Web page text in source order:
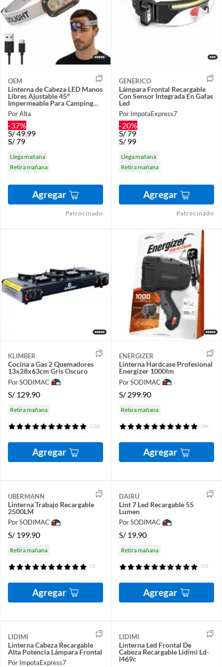
OEM
Linterna de Cabeza LED Manos
Libres Ajustable 45°
Impermeable Para Camping
Trabajo
Por Alta
-37%
S/49.99
S/79
Llega mañana
Retira mañana
Agregar
Patrocinado
GENERICO
Lámpara Frontal Recargable
Con Sensor Integrada En Gafas
Led
Por ImpotaExpress7
-20%
S/79
S/ 99
Llega mañana
Retira mañana
Agregar
Patrocinado
KLIMBER
Cocina a Gas 2 Quemadores
13x28x63cm Gris Oscuro
Por SODIMAC
S/ 129.90
Retira mañana
(236)
Agregar
ENERGIZER
Linterna Hardcase Profesional
Energizer 1000lm
Por SODIMAC
S/ 299.90
Retira mañana
(34)
Agregar
UBERMANN
Linterna Trabajo Recargable
2500LM
Por SODIMAC
S/ 199.90
Retira mañana
(7)
Agregar
DAIRU
Lint 7 Led Recargable 55
Lumen
Por SODIMAC
S/ 19.90
Retira mañana
(13)
Agregar
LIDIMI
Linterna Cabeza Recargable
Alta Potencia Lámpara Frontal
Por ImpotaExpress7
LIDIMI
Linterna Led Frontal De
Cabeza Recargable Lidimi Ld-
l469c